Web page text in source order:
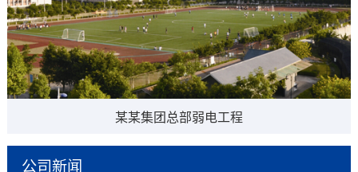
某某集团总部弱电工程
公司新闻